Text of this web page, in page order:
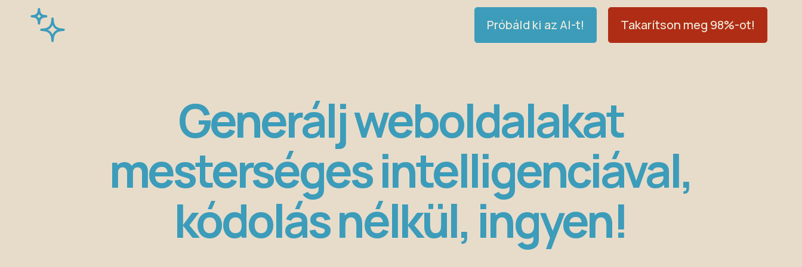
Próbáld ki az AI-t! Takarítson meg 98%-ot!
Generálj weboldalakat
mesterséges intelligenciával,
kódolás nélkül, ingyen!